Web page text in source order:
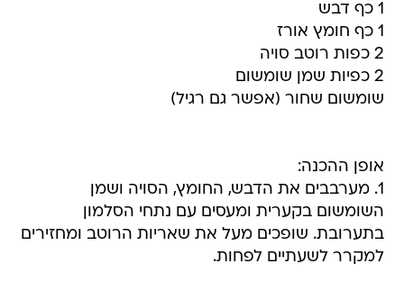
1 כף דבש
1 כף חומץ אורז
2 כפות רוטב סויה
2 כפיות שמן שומשום
שומשום שחור (אפשר גם רגיל)
אופן ההכנה:
1. מערבבים את הדבש, החומץ, הסויה ושמן
השומשום בקערית ומעסים עם נתחי הסלמון
בתערובת. שופכים מעל את שאריות הרוטב ומחזירים
למקרר לשעתיים לפחות.